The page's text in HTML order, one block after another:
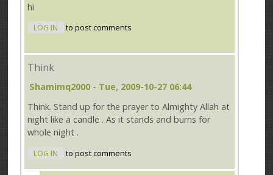
hi
LOG IN to post comments
Think
Shamimq2000 - Tue, 2009-10-27 06:44
Think. Stand up for the prayer to Almighty Allah at
night like a candle . As it stands and burns for
whole night .
LOG IN to post comments